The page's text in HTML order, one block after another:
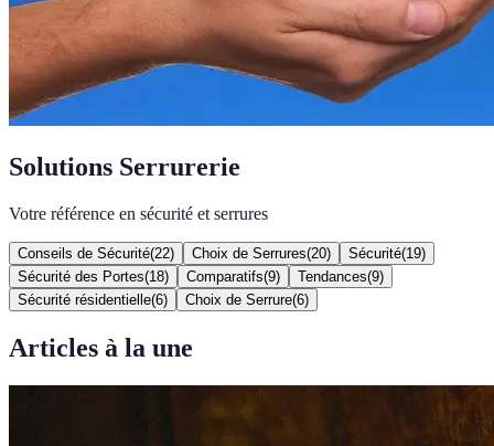
Solutions Serrurerie
Votre référence en sécurité et serrures
Conseils de Sécurité(22) Choix de Serrures(20) Sécurité(19)
Sécurité des Portes(18) Comparatifs(9) Tendances(9)
Sécurité résidentielle(6) Choix de Serrure(6)
Articles à la une